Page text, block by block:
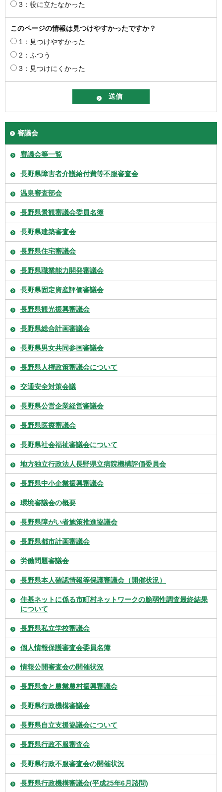
3：役に立たなかった
このページの情報は見つけやすかったですか？
1：見つけやすかった
2：ふつう
3：見つけにくかった
審議会
審議会等一覧
長野県障害者介護給付費等不服審査会
温泉審査部会
長野県景観審議会委員名簿
長野県建築審査会
長野県住宅審議会
長野県職業能力開発審議会
長野県固定資産評価審議会
長野県観光振興審議会
長野県総合計画審議会
長野県男女共同参画審議会
長野県人権政策審議会について
交通安全対策会議
長野県公営企業経営審議会
長野県医療審議会
長野県社会福祉審議会について
地方独立行政法人長野県立病院機構評価委員会
長野県中小企業振興審議会
環境審議会の概要
長野県障がい者施策推進協議会
長野県都市計画審議会
労働問題審議会
長野県本人確認情報等保護審議会（開催状況）
住基ネットに係る市町村ネットワークの脆弱性調査最終結果
について
長野県私立学校審議会
個人情報保護審査会委員名簿
情報公開審査会の開催状況
長野県食と農業農村振興審議会
長野県行政機構審議会
長野県自立支援協議会について
長野県行政不服審査会
長野県行政不服審査会の開催状況
長野県行政機構審議会(平成25年6月諮問)